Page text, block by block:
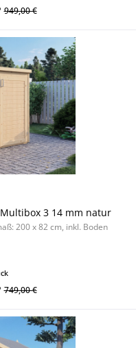
949,00 €
3 14 mm natur
200 x 82 cm, inkl. Boden
749,00 €